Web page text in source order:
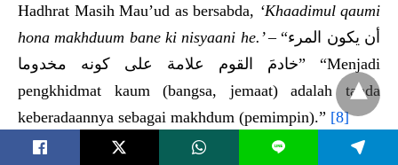
Hadhrat Masih Mau’ud as bersabda, ‘Khaadimul qaumi
hona makhduum bane ki nisyaani he.’– “أن يكون المرء
خادمَ القوم علامة على كونه مخدوما” “Menjadi
pengkhidmat kaum (bangsa, jemaat) adalah tanda
keberadaannya sebagai makhdum (pemimpin).” [8]
L